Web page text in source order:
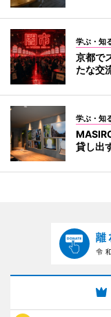
学ぶ・知
京都で
たな交
学ぶ・知
貸し出